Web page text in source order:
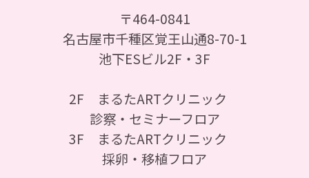
〒464-0841
名古屋市千種区覚王山通8-70-1
池下ESビル2F・3F
2F まるたARTクリニック
診察・セミナーフロア
3F まるたARTクリニック
採卵・移植フロア